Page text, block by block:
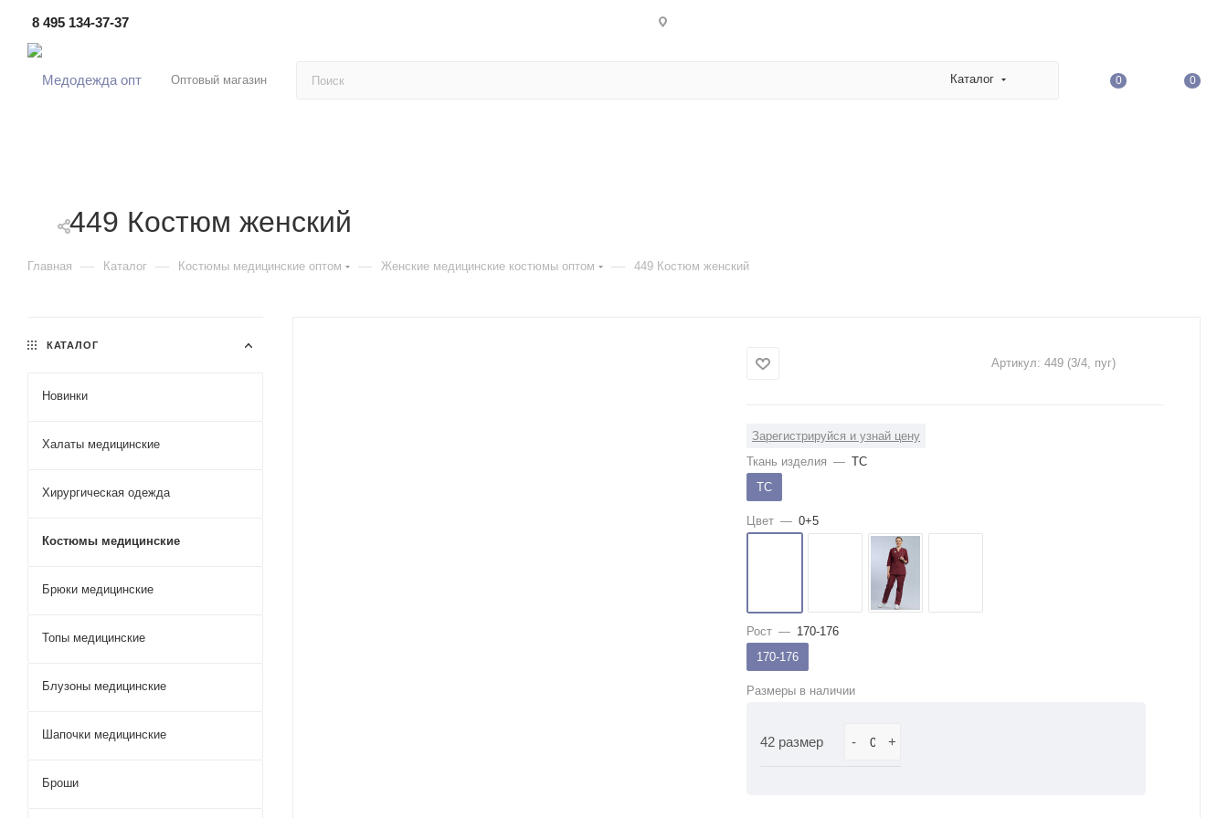
8 495 134-37-37
Оптовый магазин Каталог 0 0
449 Костюм женский
Главная — Каталог — Костюмы медицинские оптом — Женские медицинские костюмы оптом — 449 Костюм женский
Артикул: 449 (3/4, пуг)
Зарегистрируйся и узнай цену
Ткань изделия — ТС
ТС
Цвет — 0+5
Рост — 170-176
170-176
Размеры в наличии
42 размер - +
КАТАЛОГ
Новинки
Халаты медицинские
Хирургическая одежда
Костюмы медицинские
Брюки медицинские
Топы медицинские
Блузоны медицинские
Шапочки медицинские
Броши